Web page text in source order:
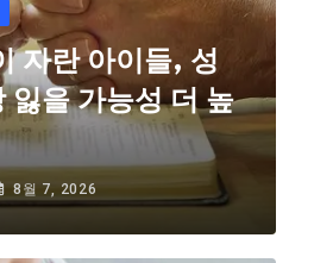
자란 아이들, 성
잃을 가능성 더 높
8월 7, 2026